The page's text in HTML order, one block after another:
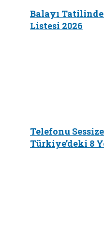
Balayı
Listesi 2026
Telefonu
Türkiye’deki 8